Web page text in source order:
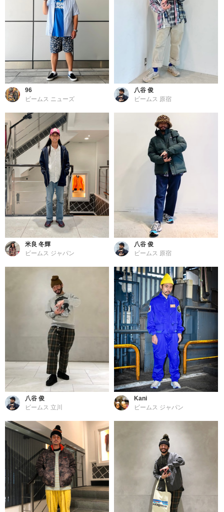
96
ビームス ニューズ
八谷 俊
ビームス 原宿
米良 冬輝
ビームス ジャパン
八谷 俊
ビームス 原宿
八谷 俊
ビームス 立川
Kani
ビームス ジャパン